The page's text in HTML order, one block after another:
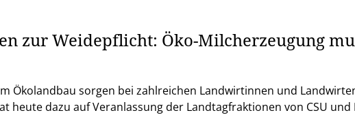
zur Weidepflicht: Öko-Milcherzeugung
Ökolandbau sorgen bei zahlreichen Landwirtinnen und
dazu auf Veranlassung der Landtagfraktionen von CSU und